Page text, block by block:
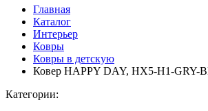
Главная
Каталог
Интерьер
Ковры
Ковры в детскую
Ковер HAPPY DAY, HX5-H1-GRY-
Категории: